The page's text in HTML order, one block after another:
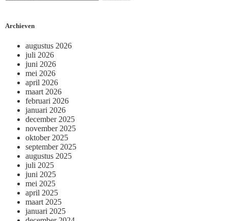
Archieven
augustus 2026
juli 2026
juni 2026
mei 2026
april 2026
maart 2026
februari 2026
januari 2026
december 2025
november 2025
oktober 2025
september 2025
augustus 2025
juli 2025
juni 2025
mei 2025
april 2025
maart 2025
januari 2025